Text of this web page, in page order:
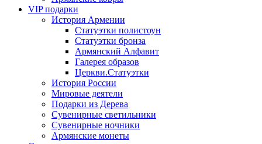
VIP подарки
История Армении
Статуэтки полистоун
Статуэтки бронза
Армянский Алфавит
Галерея образов
Церкви.Статуэтки
История России
Мировые деятели
Подарки из Дерева
Сувенирные светильники
Сувенирные ночники
Армянские монеты